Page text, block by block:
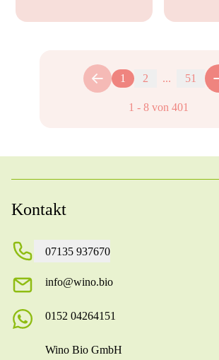
1 2 ... 51
1 - 8von 401
Kontakt
07135 937670
info@wino.bio
0152 04264151
Wino Bio GmbH